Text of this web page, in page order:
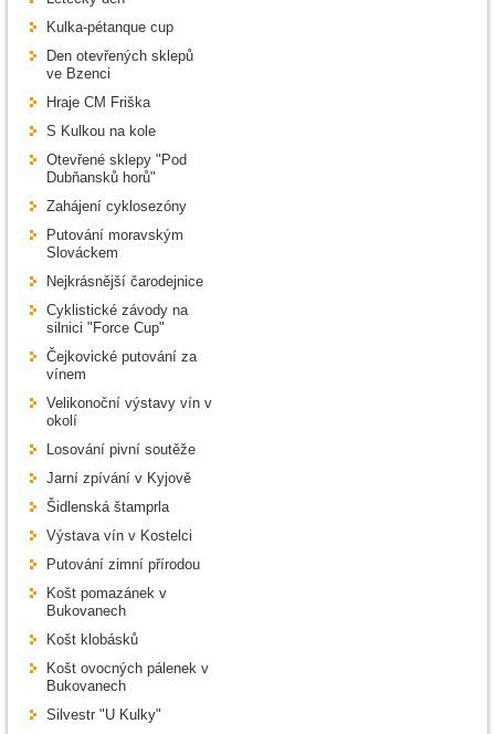
Kulka-pétanque cup
Den otevřených sklepů
ve Bzenci
Hraje CM Friška
S Kulkou na kole
Otevřené sklepy "Pod
Dubňansků horů"
Zahájení cyklosezóny
Putování moravským
Slováckem
Nejkrásnější čarodejnice
Cyklistické závody na
silnici "Force Cup"
Čejkovické putování za
vínem
Velikonoční výstavy vín v
okolí
Losování pivní soutěže
Jarní zpívání v Kyjově
Šidlenská štamprla
Výstava vín v Kostelci
Putování zimní přírodou
Košt pomazánek v
Bukovanech
Košt klobásků
Košt ovocných pálenek v
Bukovanech
Silvestr "U Kulky"